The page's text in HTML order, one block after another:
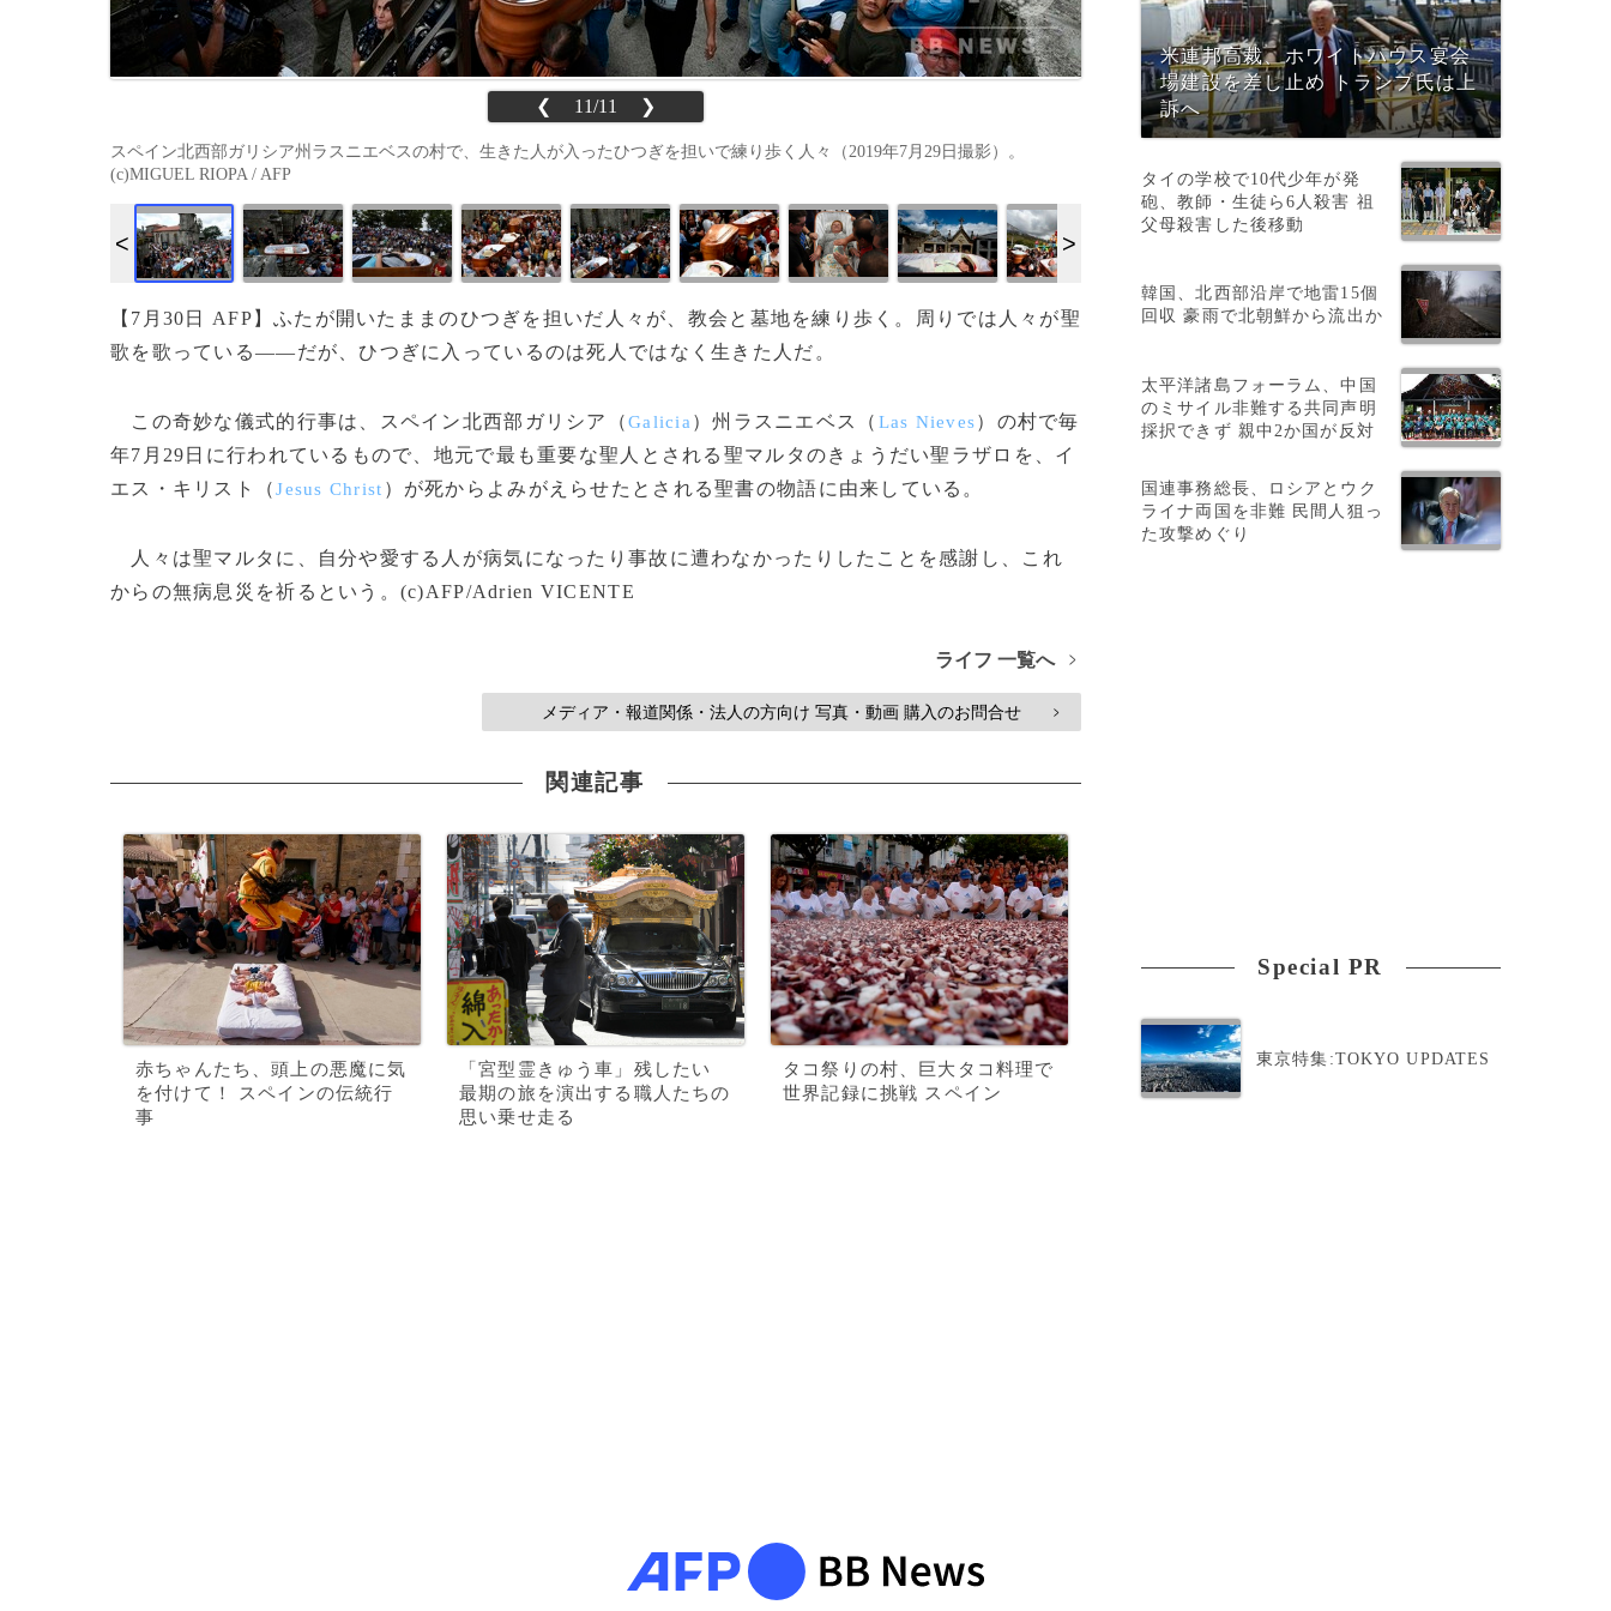
❮ 11/11 ❯
スペイン北西部ガリシア州ラスニエベスの村で、生きた人が入ったひつぎを担いで練り歩く人々（2019年7月29日撮影）。
(c)MIGUEL RIOPA / AFP
【7月30日 AFP】ふたが開いたままのひつぎを担いだ人々が、教会と墓地を練り歩く。周りでは人々が聖
歌を歌っている――だが、ひつぎに入っているのは死人ではなく生きた人だ。
この奇妙な儀式的行事は、スペイン北西部ガリシア（Galicia ）州ラスニエベス（ Las Nieves）の村で毎
年7月29日に行われているもので、地元で最も重要な聖人とされる聖マルタのきょうだい聖ラザロを、イ
エス・キリスト（Jesus Christ ）が死からよみがえらせたとされる聖書の物語に由来している。
人々は聖マルタに、自分や愛する人が病気になったり事故に遭わなかったりしたことを感謝し、これ
からの無病息災を祈るという。(c)AFP/Adrien VICENTE
ライフ 一覧へ >
メディア・報道関係・法人の方向け 写真・動画 購入のお問合せ >
関連記事
赤ちゃんたち、頭上の悪魔に気
を付けて！ スペインの伝統行
事
「宮型霊きゅう車」残したい
最期の旅を演出する職人たちの
思い乗せ走る
タコ祭りの村、巨大タコ料理で
世界記録に挑戦 スペイン
米連邦高裁、ホワイトハウス宴会
場建設を差し止め トランプ氏は上
訴へ
タイの学校で10代少年が発
砲、教師・生徒ら6人殺害 祖
父母殺害した後移動
韓国、北西部沿岸で地雷15個
回収 豪雨で北朝鮮から流出か
太平洋諸島フォーラム、中国
のミサイル非難する共同声明
採択できず 親中2か国が反対
国連事務総長、ロシアとウク
ライナ両国を非難 民間人狙っ
た攻撃めぐり
Special PR
東京特集:TOKYO UPDATES